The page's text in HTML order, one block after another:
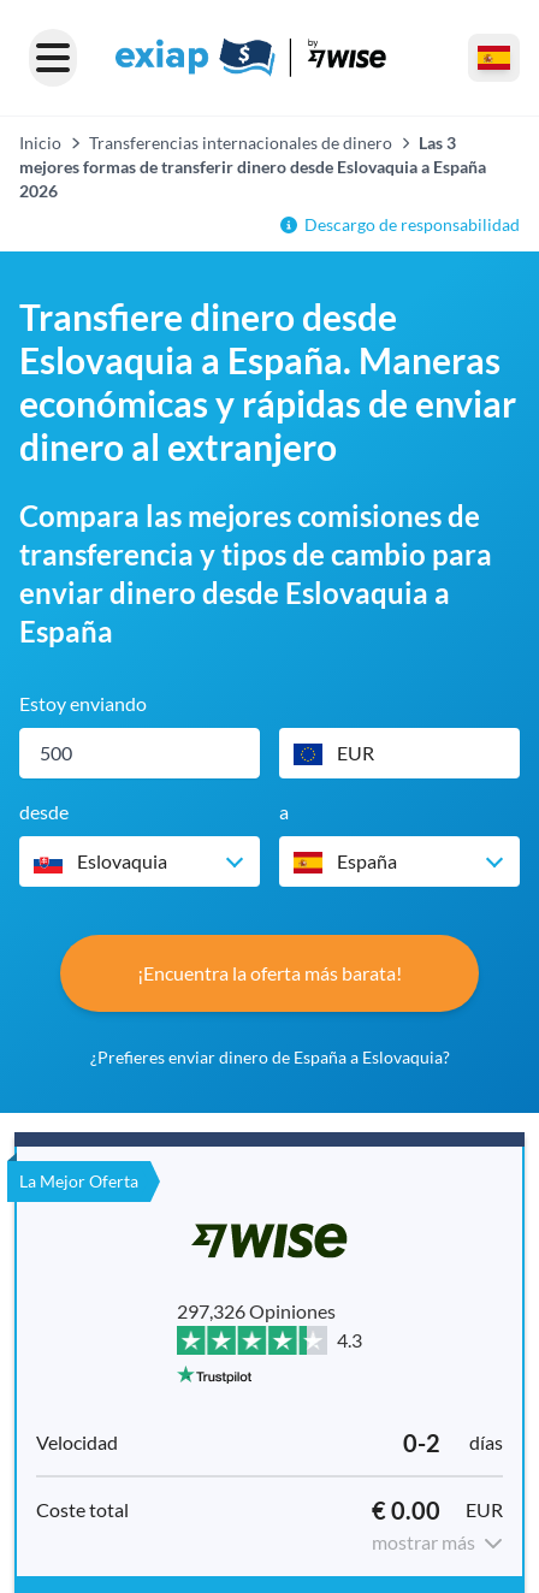
Inicio Transferencias internacionales de dinero
Las 3
mejores formas de transferir dinero desde Eslovaquia a España
2026
Descargo de responsabilidad
Transfiere dinero desde
Eslovaquia a España. Maneras
económicas y rápidas de enviar
dinero al extranjero
Compara las mejores comisiones de
transferencia y tipos de cambio para
enviar dinero desde Eslovaquia a
España
Estoy enviando
EUR
desde
Eslovaquia
a
España
¡Encuentra la oferta más barata!
¿Prefieres enviar dinero de España a Eslovaquia?
La Mejor Oferta
297,326 Opiniones
4.3
0-2 días
€ 0.00
EUR
mostrar más